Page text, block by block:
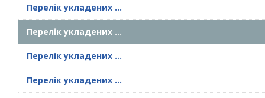
Перелік укладених ...
Перелік укладених ...
Перелік укладених ...
Перелік укладених ...